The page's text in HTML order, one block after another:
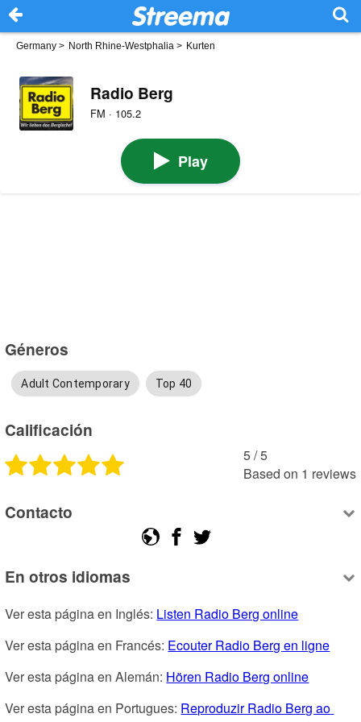
Germany > North Rhine-Westphalia > Kurten
Radio Berg
FM · 105.2
Play
Géneros
Adult Contemporary Top 40
Calificación
5 /5
Based on 1 reviews
Contacto
En otros idiomas
Ver esta página en Inglés: Listen Radio Berg online
Ver esta página en Francés: Ecouter Radio Berg en ligne
Ver esta página en Alemán: Hören Radio Berg online
Ver esta página en Portugues: Reproduzir Radio Berg ao